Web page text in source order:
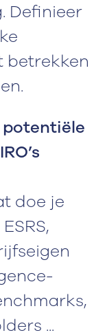
Definieer
betrekken
doe je
...